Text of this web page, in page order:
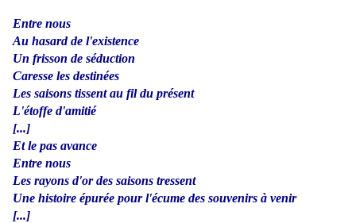
Entre nous
Au hasard de l'existence
Un frisson de séduction
Caresse les destinées
Les saisons tissent au fil du présent
L'étoffe d'amitié
[...]
Et le pas avance
Entre nous
Les rayons d'or des saisons tressent
Une histoire épurée pour l'écume des souvenirs à venir
[...]